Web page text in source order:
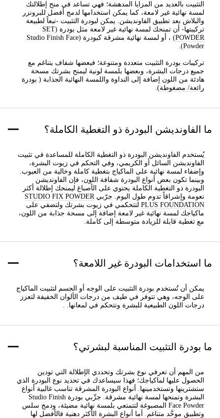
التثبيت بالعديد من المزايا المدهشة؛ فهي تساعد في منح إطلالتك
لمسة نهائية غير لامعة، كما يمكن استخدامها لدمج أفضل للبرونزر
والبلاش بعد تطبيق الفاونديشن. يمكن لبودرة التثبيت -تبعاً لطبيعة
تركيبتها- أن تمنحك لمسة نهائية غير لامعة مثل بودرة ( SET
POWDER
) ، أو لمسة نهائية مشرقة كبودرة (Studio Finish Face
Powder).
تركيبات بودرة التثبيت متعددة ومتنوعة؛ فبعضها شفاف يتناغم مع
جميع درجات البشرة، وبعضها بلمسة لونية ليمنح بشرتك مسحة
هادئة من اللون إضافة إلى النداوة واللمسة النهائية الجذابة ( بودرة
رائعة/ مضغوطة).
ما الفاونديشن البودرة ذو التغطية الكاملة؟
يُستخدم الفاونديشن البودرة ذو التغطية الكاملة للمساعدة في تثبيت
الفاونديشن السائل أو الكريمي، وفي التحكم في زيوت البشرة،
وإضفاء لمسة نهائية على الماكياج بتغطية كاملة وخالية من العيوب.
وبينما تكون بعض أنواع البودرة شفافة اللون، فإن الفاونديشن
البودرة ذو التغطية الكاملة يحتوي على الأصباغ ليمنحك إطلالة أكثر
نعومة وإشراقاً تدوم طول اليوم. جرّبي STUDIO FIX POWDER
PLUS FOUNDATIONلتتحكمي في زيوت بشرتك ولتضفي على
ماكياجك لمسة نهائية غير لامعة إضافة إلى مسحة جذابة من اللون،
مع تغطية قابلة للزيادة متوسطة إلى كاملة.
ما استخدامات البودرة غير اللامعة؟
يمكن أن تُستخدم بودرة التثبيت على الوجه أو الجسم لتثبيت الماكياج
على الوجه، وهي تتوفر في طيف من درجات الألوان الخفيفة لتعزز
درجات اللون الطبيعية للبشرة وتتحكم في لمعانها. .
ما بودرة التثبيت المناسبة لبشرتي؟
من المهم أن تعرفي نوع بشرتك وتحددي الإطلالة التي تودين
الحصول عليها لماكياجك؛ فهذا سيساعدك في تحديد نوع البودرة الذي
ستشترينها وتستخدمينها. أنواع البودرة المشرقة تناسب غالبية أنواع
البشرة وتمنحها لمسة نهائية مشرقة. جرِّبي بودرة Studio Finish
Face Powder المصبوغة لتتمتعي بلمسة نهائية مضيئة، ودمج سلس
وتطبيق موحَّد متناغم. أما أنواع البشرة الأكثر دهنية فالأفضل لها